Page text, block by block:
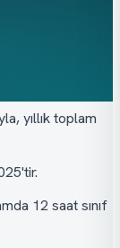
yıllık toplam
12 saat sınıf